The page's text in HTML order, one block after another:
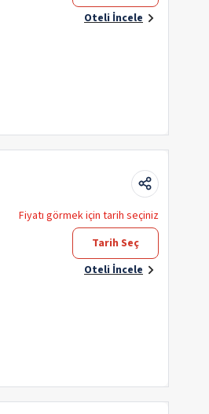
Oteli İncele
Fiyatı görmek için tarih seçiniz
Tarih Seç
Oteli İncele